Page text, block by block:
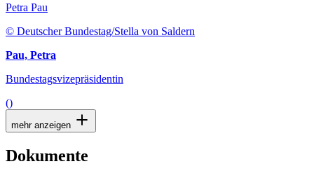
Petra Pau
© Deutscher Bundestag/Stella von Saldern
Pau, Petra
Bundestagsvizepräsidentin
()
mehr anzeigen
Dokumente